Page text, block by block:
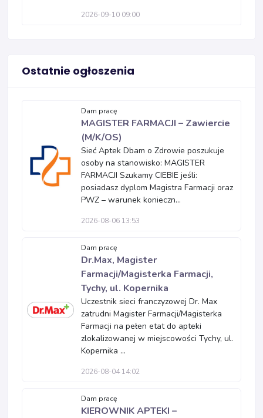
2026-09-10 09:00
Ostatnie ogłoszenia
Dam pracę
MAGISTER FARMACJI – Zawiercie
(M/K/OS)
Sieć Aptek Dbam o Zdrowie poszukuje
osoby na stanowisko: MAGISTER
FARMACJI Szukamy CIEBIE jeśli:
posiadasz dyplom Magistra Farmacji oraz
PWZ – warunek konieczn...
2026-08-06 13:53
Dam pracę
Dr.Max, Magister
Farmacji/Magisterka Farmacji,
Tychy, ul. Kopernika
Uczestnik sieci franczyzowej Dr. Max
zatrudni Magister Farmacji/Magisterka
Farmacji na pełen etat do apteki
zlokalizowanej w miejscowości Tychy, ul.
Kopernika ...
2026-08-04 14:02
Dam pracę
KIEROWNIK APTEKI –